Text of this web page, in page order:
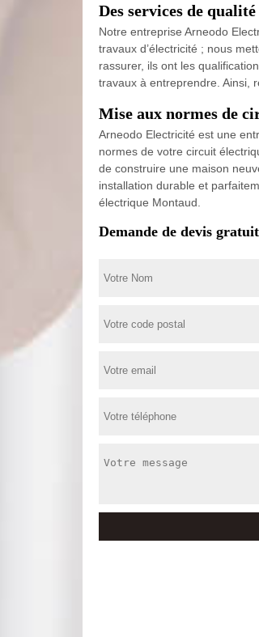
Des services de
Notre entreprise Arneodo
travaux d’électricité ; nous
rassurer, ils ont les
travaux à entreprendre. Ainsi,
Mise aux normes de
Arneodo Electricité est une
normes de votre circuit
de construire une maison
installation durable et
électrique Montaud.
Demande de devis gratuit